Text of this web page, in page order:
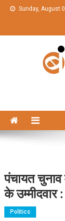
Skip
Sunday, August
पंचायत चुनाव
के उम्मीदवार
Politics